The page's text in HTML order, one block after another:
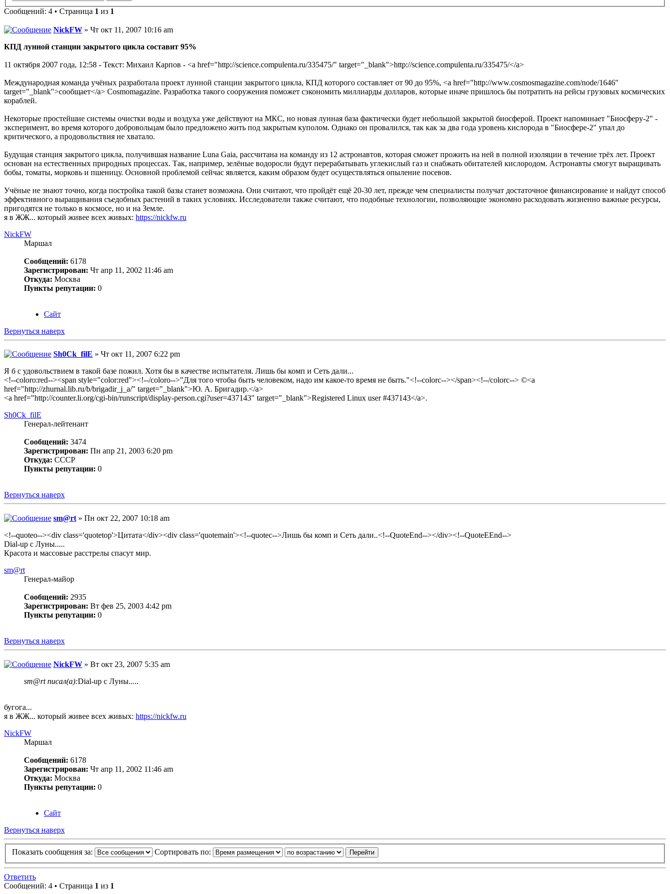
Сообщений: 4 • Страница 1 из 1
NickFW » Чт окт 11, 2007 10:16 am
КПД лунной станции закрытого цикла составит 95%
11 октября 2007 года, 12:58 - Текст: Михаил Карпов - <a href="http://science.compulenta.ru/335475/" target="_blank">http://science.compulenta.ru/335475/</a>
Международная команда учёных разработала проект лунной станции закрытого цикла, КПД которого составляет от 90 до 95%, <a href="http://www.cosmosmagazine.com/node/1646"
target="_blank">сообщает</a> Cosmomagazine. Разработка такого сооружения поможет сэкономить миллиарды долларов, которые иначе пришлось бы потратить на рейсы грузовых космических
кораблей.
Некоторые простейшие системы очистки воды и воздуха уже действуют на МКС, но новая лунная база фактически будет небольшой закрытой биосферой. Проект напоминает "Биосферу-2" -
эксперимент, во время которого добровольцам было предложено жить под закрытым куполом. Однако он провалился, так как за два года уровень кислорода в "Биосфере-2" упал до
критического, а продовольствия не хватало.
Будущая станция закрытого цикла, получившая название Luna Gaia, рассчитана на команду из 12 астронавтов, которая сможет прожить на ней в полной изоляции в течение трёх лет. Проект
основан на естественных природных процессах. Так, например, зелёные водоросли будут перерабатывать углекислый газ и снабжать обитателей кислородом. Астронавты смогут выращивать
бобы, томаты, морковь и пшеницу. Основной проблемой сейчас является, каким образом будет осуществляться опыление посевов.
Учёные не знают точно, когда постройка такой базы станет возможна. Они считают, что пройдёт ещё 20-30 лет, прежде чем специалисты получат достаточное финансирование и найдут способ
эффективного выращивания съедобных растений в таких условиях. Исследователи также считают, что подобные технологии, позволяющие экономно расходовать жизненно важные ресурсы,
пригодятся не только в космосе, но и на Земле.
я в ЖЖ... который живее всех живых: https://nickfw.ru
NickFW
Маршал
Сообщений: 6178
Зарегистрирован: Чт апр 11, 2002 11:46 am
Откуда: Москва
Пункты репутации: 0
Сайт
Вернуться наверх
Sh0Ck_filE » Чт окт 11, 2007 6:22 pm
Я б с удовольствием в такой базе пожил. Хотя бы в качестве испытателя. Лишь бы комп и Сеть дали...
<!--coloro:red--><span style="color:red"><!--/coloro-->"Для того чтобы быть человеком, надо им какое-то время не быть."<!--colorc--></span><!--/colorc--> ©<a
href="http://zhurnal.lib.ru/b/brigadir_j_a/" target="_blank">Ю. А. Бригадир.</a>
<a href="http://counter.li.org/cgi-bin/runscript/display-person.cgi?user=437143" target="_blank">Registered Linux user #437143</a>.
Sh0Ck_filE
Генерал-лейтенант
Сообщений: 3474
Зарегистрирован: Пн апр 21, 2003 6:20 pm
Откуда: СССР
Пункты репутации: 0
Вернуться наверх
sm@rt » Пн окт 22, 2007 10:18 am
<!--quoteo--><div class='quotetop'>Цитата</div><div class='quotemain'><!--quotec-->Лишь бы комп и Сеть дали..<!--QuoteEnd--></div><!--QuoteEEnd-->
Dial-up с Луны.....
Красота и массовые расстрелы спасут мир.
sm@rt
Генерал-майор
Сообщений: 2935
Зарегистрирован: Вт фев 25, 2003 4:42 pm
Пункты репутации: 0
Вернуться наверх
NickFW » Вт окт 23, 2007 5:35 am
sm@rt писал(а):Dial-up с Луны.....
бугога...
я в ЖЖ... который живее всех живых: https://nickfw.ru
NickFW
Маршал
Сообщений: 6178
Зарегистрирован: Чт апр 11, 2002 11:46 am
Откуда: Москва
Пункты репутации: 0
Сайт
Вернуться наверх
Показать сообщения за: Сортировать по:
Ответить
Сообщений: 4 • Страница 1 из 1